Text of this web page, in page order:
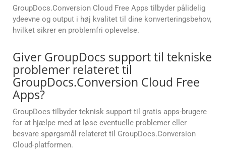
GroupDocs.Conversion Cloud Free Apps tilbyder pålidelig
ydeevne og output i høj kvalitet til dine konverteringsbehov,
hvilket sikrer en problemfri oplevelse.
Giver GroupDocs support til tekniske
problemer relateret til
GroupDocs.Conversion Cloud Free
Apps?
GroupDocs tilbyder teknisk support til gratis apps-brugere
for at hjælpe med at løse eventuelle problemer eller
besvare spørgsmål relateret til GroupDocs.Conversion
Cloud-platformen.